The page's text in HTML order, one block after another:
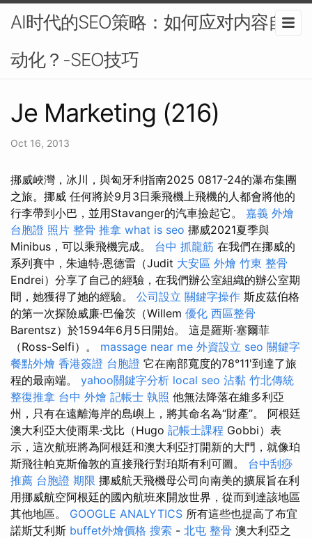
AI时代的SEO策略：如何应对内容自
动化？-SEO技巧
Je Marketing (216)
Oct 16, 2013
挪威峽灣，冰川，與匈牙利指南2025 0817-24的瀑布集團
之旅。挪威 任何將於9月3日乘飛機上飛機的人都會將他的
行李帶到小巴，並用Stavanger的汽車撿起它。 嘉義 外燴
台胞證 照片 整骨 推拿 what is seo 挪威2021夏季與
Minibus，可以乘飛機完成。 台中 抓龍筋 在我們在挪威的
系列賽中，朱迪特·恩德雷（Judit 大安區 外燴 竹東 整骨
Endrei）分享了自己的經驗，在我們辦公室組織的辦公室期
間，她獲得了她的經驗。 公司設立 關鍵字操作 斯皮茲伯格
的第一次探險威廉·巴倫茨（Willem 優化 西區整骨
Barentsz）於1594年6月5日開始。 這是羅斯·塞爾菲
（Ross-Selfi）。 massage near me 外資設立 seo 關鍵字
餐點外燴 香港簽證 台胞證 它在南部寬度的78°11'到達了旅
程的最南端。 yahoo關鍵字分析 local seo 沾黏 竹北傳統
整復推拿 台中 外燴 記帳士 執照 他無法降落在維多利亞
州，只有在遠離海岸的島嶼上，將其命名為“財產”。 阿根廷
澳大利亞大使雨果·戈比（Hugo 記帳士課程 Gobbi）表
示，這次航班將為阿根廷和澳大利亞打開新的大門，就像珀
斯飛往帕克斯倫敦的直接飛行對珀斯有利可圖。 台中刮痧
推薦 台胞證 期限 挪威航天飛機母公司向南美的擴展旨在利
用挪威航空阿根廷的國內航班來開放世界，從而到達該地區
其他地區。 GOOGLE ANALYTICS 所有這些也提高了布宜
諾斯艾利斯 buffet外燴價格 搜索 - 北屯 整骨 澳大利亞之